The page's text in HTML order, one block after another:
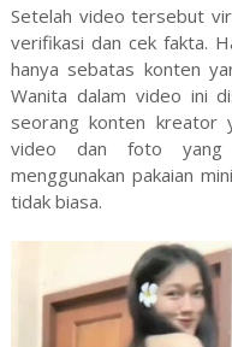
Setelah video tersebut
verifikasi dan cek fakta.
hanya sebatas konten
Wanita dalam video ini
seorang konten kreator
video dan foto yang
menggunakan pakaian
tidak biasa.